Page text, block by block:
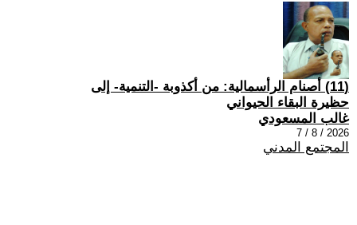
(11) أصنام الرأسمالية: من أكذوبة -التنمية- إلى
حظيرة البقاء الحيواني
غالب المسعودي
2026 / 8 / 7
المجتمع المدني